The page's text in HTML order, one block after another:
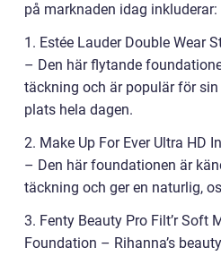
på marknaden idag inkluderar:
1. Estée Lauder Double Wear
– Den här flytande
täckning och är populär för
plats hela dagen.
2. Make Up For Ever Ultra HD
– Den här foundationen är
täckning och ger en naturlig,
3. Fenty Beauty Pro Filt’r Soft
Foundation – Rihanna’s